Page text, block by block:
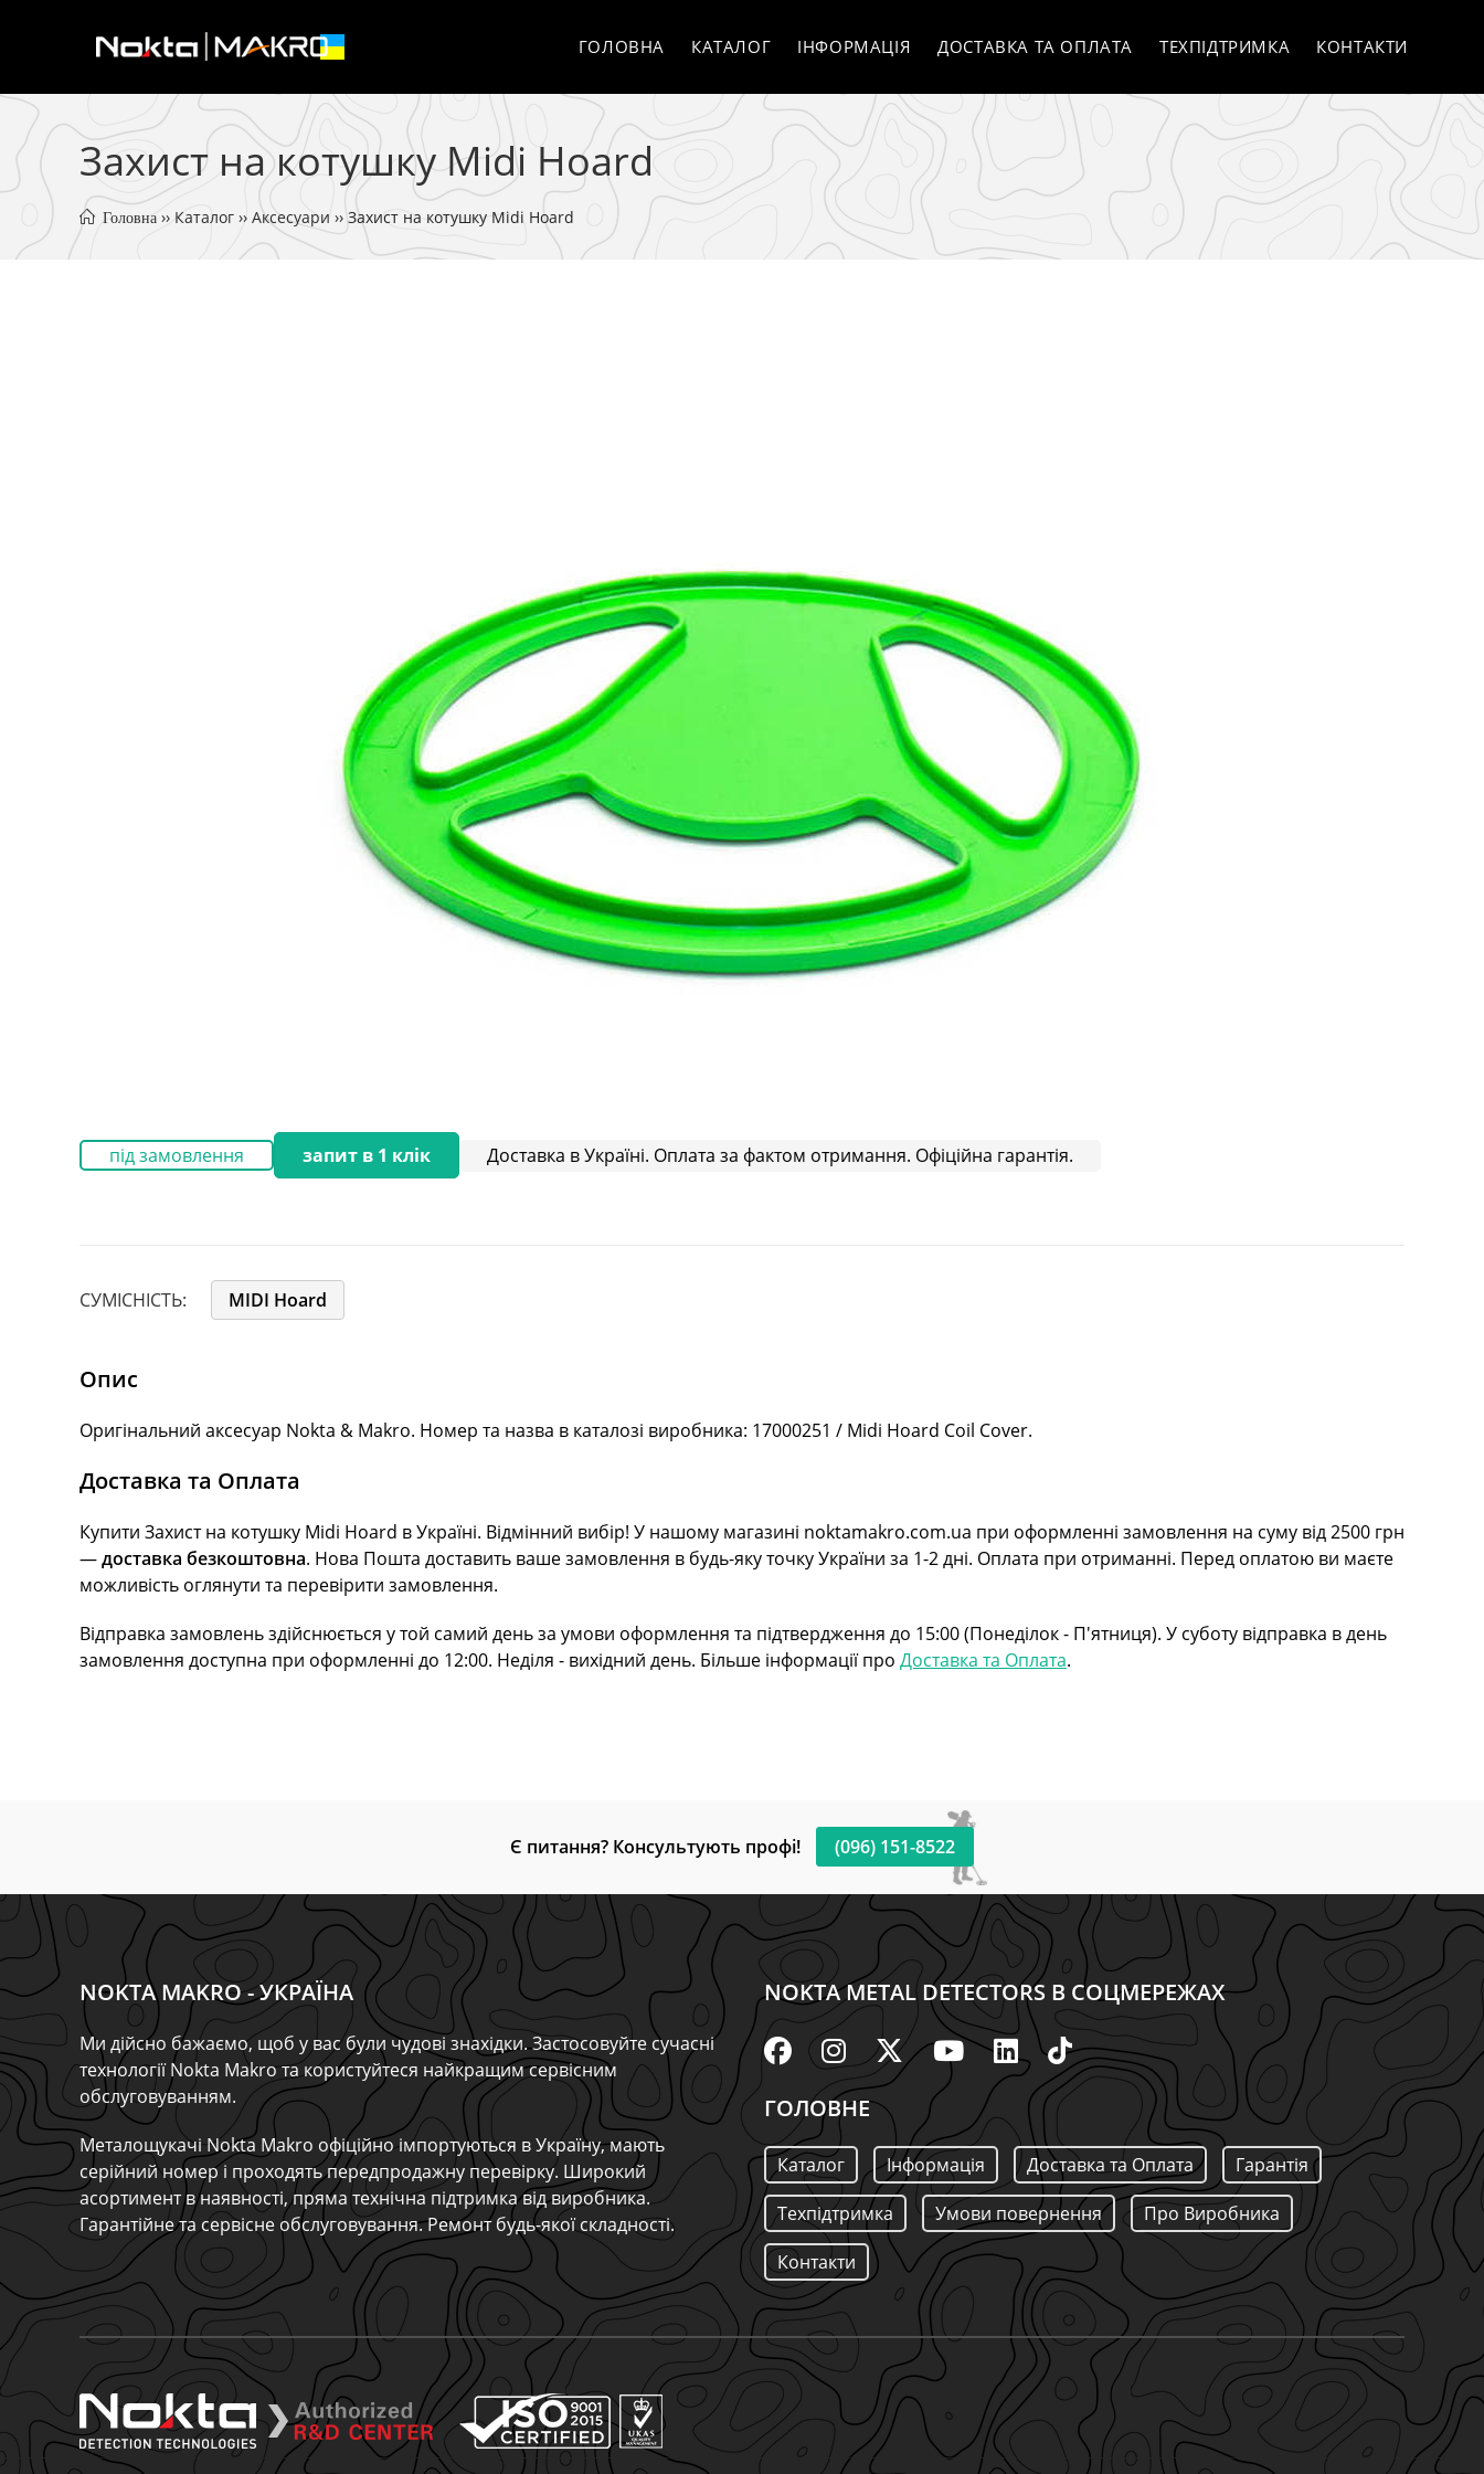
ГОЛОВНА КАТАЛОГ ІНФОРМАЦІЯ ДОСТАВКА ТА ОПЛАТА ТЕХПІДТРИМКА КОНТАКТИ
Захист на котушку Midi Hoard
Головна ›› Каталог ›› Аксесуари ›› Захист на котушку Midi Hoard
під замовлення запит в 1 клік Доставка в Україні. Оплата за фактом отримання. Офіційна гарантія.
СУМІСНІСТЬ: MIDI Hoard
Опис
Оригінальний аксесуар Nokta & Makro. Номер та назва в каталозі виробника: 17000251 / Midi Hoard Coil Cover.
Доставка та Оплата
Купити Захист на котушку Midi Hoard в Україні. Відмінний вибір! У нашому магазині noktamakro.com.ua при оформленні замовлення на суму від 2500 грн
—доставка безкоштовна. Нова Пошта доставить ваше замовлення в будь-яку точку України за 1-2 дні. Оплата при отриманні. Перед оплатою ви маєте
можливість оглянути та перевірити замовлення.
Відправка замовлень здійснюється у той самий день за умови оформлення та підтвердження до 15:00 (Понеділок - П'ятниця). У суботу відправка в день
замовлення доступна при оформленні до 12:00. Неділя - вихідний день. Більше інформації про Доставка та Оплата.
Є питання? Консультують профі! (096) 151-8522
NOKTA MAKRO - УКРАЇНА
Ми дійсно бажаємо, щоб у вас були чудові знахідки. Застосовуйте сучасні
технології Nokta Makro та користуйтеся найкращим сервісним
обслуговуванням.
Металощукачі Nokta Makro офіційно імпортуються в Україну, мають
серійний номер і проходять передпродажну перевірку. Широкий
асортимент в наявності, пряма технічна підтримка від виробника.
Гарантійне та сервісне обслуговування. Ремонт будь-якої складності.
NOKTA METAL DETECTORS В СОЦМЕРЕЖАХ
ГОЛОВНЕ
Каталог Інформація Доставка та Оплата
Гарантія
Техпідтримка
Умови повернення
Про Виробника
Контакти